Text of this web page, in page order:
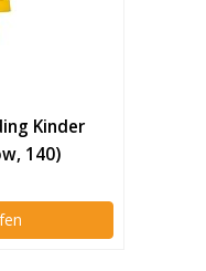
Kinder
140)